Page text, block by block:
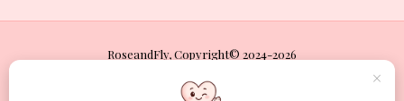
RoseandFly, Copyright© 2024-2026
Développé tendrement par RoseandFly
×